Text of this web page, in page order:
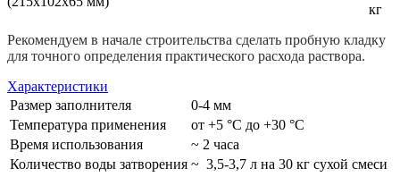
кг
Рекомендуем в начале строительства сделать пробную кладку
для точного определения практического расхода раствора.
Характеристики
Размер заполнителя
0-4 мм
Температура применения
от +5 °С до +30 °С
Время использования
~ 2 часа
Количество воды затворения ~ 3,5-3,7 л на 30 кг сухой смеси